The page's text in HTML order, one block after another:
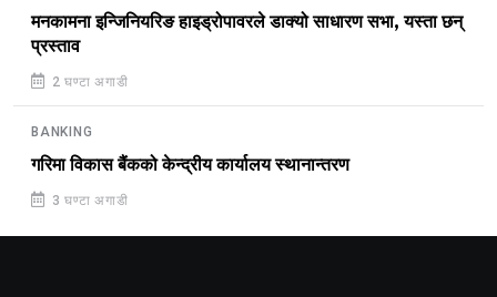
मनकामना इन्जिनियरिङ हाइड्रोपावरले डाक्यो साधारण सभा, यस्ता छन्
प्रस्ताव
2 घण्टा अगाडी
BANKING
गरिमा विकास बैंकको केन्द्रीय कार्यालय स्थानान्तरण
3 घण्टा अगाडी